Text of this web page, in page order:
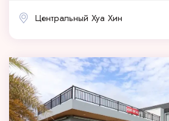
Центральный Хуа Хин